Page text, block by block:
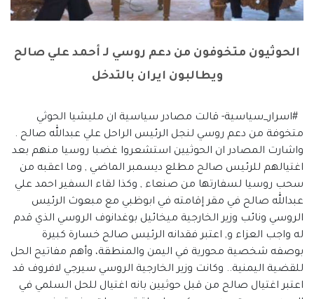
الحوثيون متخوفون من دعم روسي لـ أحمد علي صالح
ويطالبون ايران بالتدخل
#اسرار_سياسية- قالت مصادر سياسية ان مليشيا الحوثي
متخوفة من دعم روسي لنجل الرئيس الراحل علي عبدالله صالح .
واشارت المصادر ان الحوثيين استشعروا غضبا روسيا منهم بعد
اغتيالهم للرئيس صالح مطلع ديسمبر الماضي , وما اعقبه من
سحب روسيا لسفارتها من صنعاء , وكذا لقاء السفير احمد علي
عبدالله صالح في مقر إقامته في ابوظبي مع مبعوث الرئيس
الروسي ونائب وزير الخارجية ميخائيل بوغدانوف الروسي الذي قدم
له واجب العزاء و, اعتبر فقدانه الرئيس صالح خسارة كبيرة
بوصفه شخصية محورية في اليمن والمنطقة، وأهم مفاتيح الحل
للقضية اليمنية.. وكانت وزير الخارجية الروسي سيرجي لافروف قد
اعتبر اغتيال صالح من قبل حوثيين بانه اغتيال للحل السلمي في